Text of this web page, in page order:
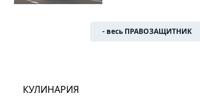
- весь ПРАВОЗАЩИТНИК
КУЛИНАРИЯ